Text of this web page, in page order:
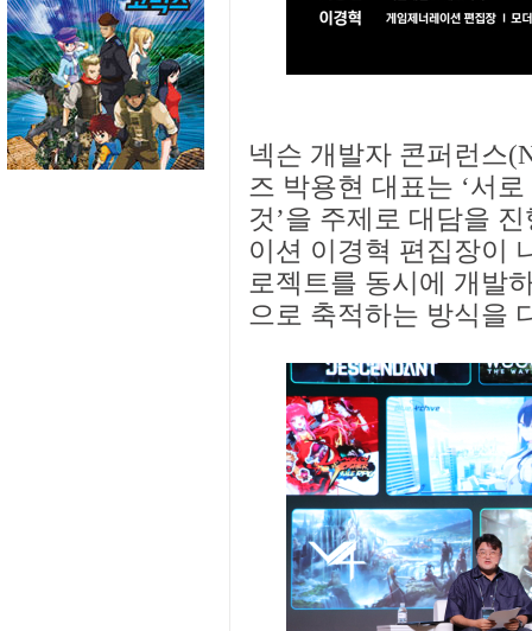
넥슨 개발자 콘퍼런스
즈 박용현 대표는 ‘서
것’을 주제로 대담을
이션 이경혁 편집장이
로젝트를 동시에 개발
으로 축적하는 방식을